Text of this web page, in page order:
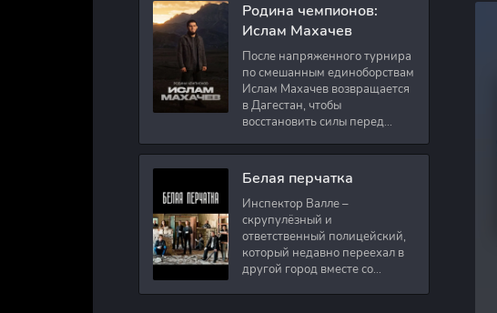
Родина чемпионов:
Ислам Махачев
После напряженного турнира
по смешанным единоборствам
Ислам Махачев возвращается
в Дагестан, чтобы
восстановить силы перед
Вместе с ним приезжают
оператор и интервьюер,
Белая перчатка
Инспектор Валле –
скрупулёзный и
ответственный полицейский,
который недавно переехал в
другой город вместе со